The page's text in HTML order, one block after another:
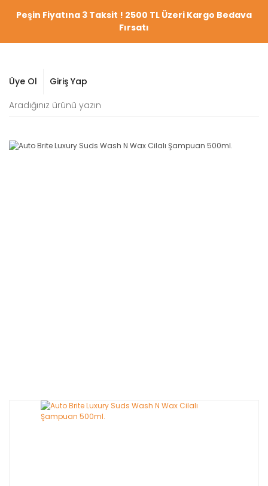
Peşin Fiyatına 3 Taksit ! 2500 TL Üzeri Kargo Bedava
Fırsatı
Üye Ol Giriş Yap